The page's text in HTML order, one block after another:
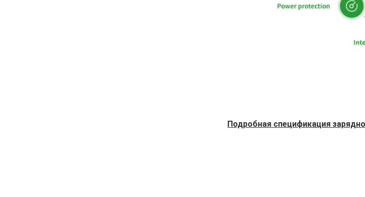
Подробная спецификация